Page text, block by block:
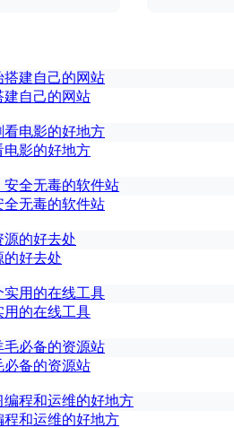
建自己的网站
电影的好地方
全无毒的软件站
的好去处
用的在线工具
必备的资源站
和运维的好地方